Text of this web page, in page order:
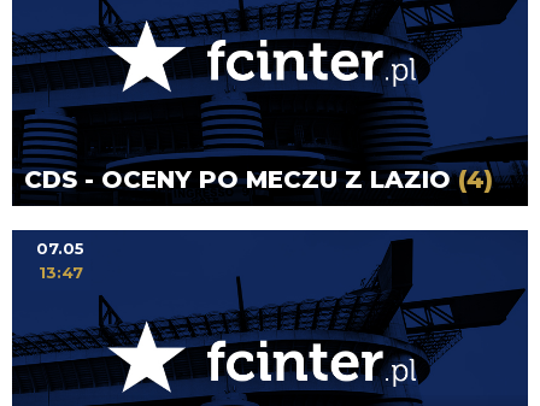
CDS - OCENY PO MECZU Z LAZIO(4)
07.05
13:47